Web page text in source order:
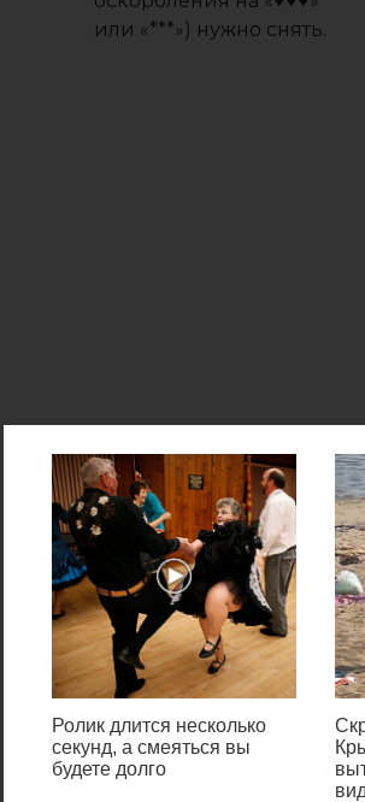
настроить фильтрацию по
определенным словам,
просто измените параметры
чата. Устанете от обилия сцен
18 ? Вы знаете, что сделать.
Ролик длится несколько
секунд, а смеяться вы
будете долго